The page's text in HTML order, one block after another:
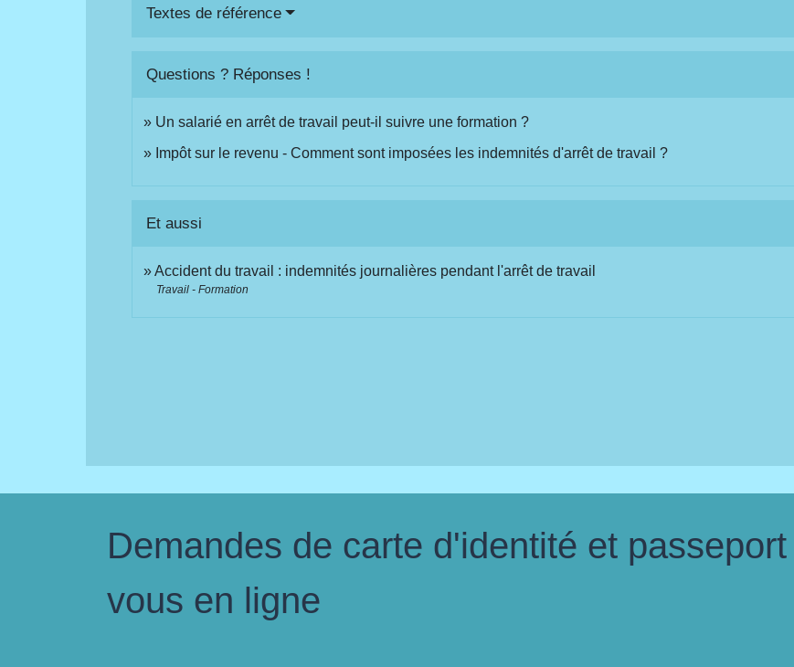
Textes de référence
Questions ? Réponses !
Un salarié en arrêt de travail peut-il suivre une formation ?
Impôt sur le revenu - Comment sont imposées les indemnités d'arrêt de travail ?
Et aussi
Accident du travail : indemnités journalières pendant l'arrêt de travail
Travail - Formation
Demandes de carte d'identité et
vous en ligne